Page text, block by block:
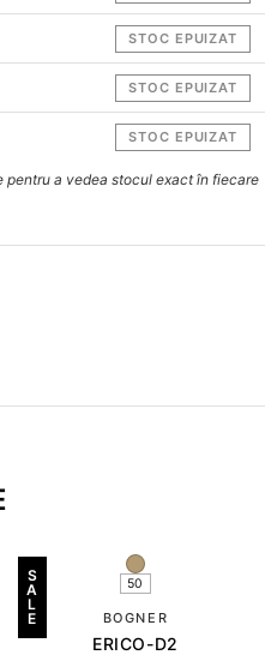
STOC EPUIZAT
STOC EPUIZAT
STOC EPUIZAT
a vedea stocul exact în fiecare
S
A
L
E
50
BOGNER
ERICO-D2